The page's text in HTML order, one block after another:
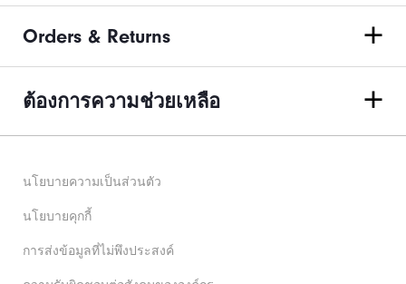
Orders & Returns
ต้องการความช่วยเหลือ
นโยบายความเป็นส่วนตัว
นโยบายคุกกี้
การส่งข้อมูลที่ไม่พึงประสงค์